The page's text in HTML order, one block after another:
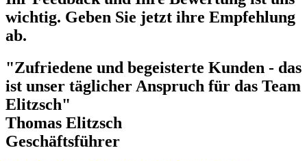
wichtig. Geben Sie jetzt ihre Empfehlung
ab.
"Zufriedene und begeisterte Kunden - das
ist unser täglicher Anspruch für das Team
Elitzsch"
Thomas Elitzsch
Geschäftsführer